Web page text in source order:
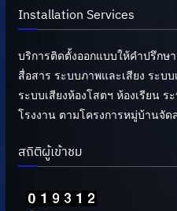
Installation Services
บริการติดตั้งออกแบบให้คำปรึกษ
สื่อสาร ระบบภาพและเสียง ระบ
ระบบเสียงห้องโสตฯ ห้องเรียน ร
โรงงาน ตามโครงการหมู่บ้านจัด
สถิติผู้เข้าชม